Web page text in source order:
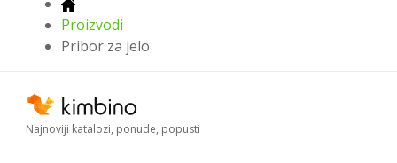
Proizvodi
Pribor za jelo
Najnoviji katalozi, ponude, popusti